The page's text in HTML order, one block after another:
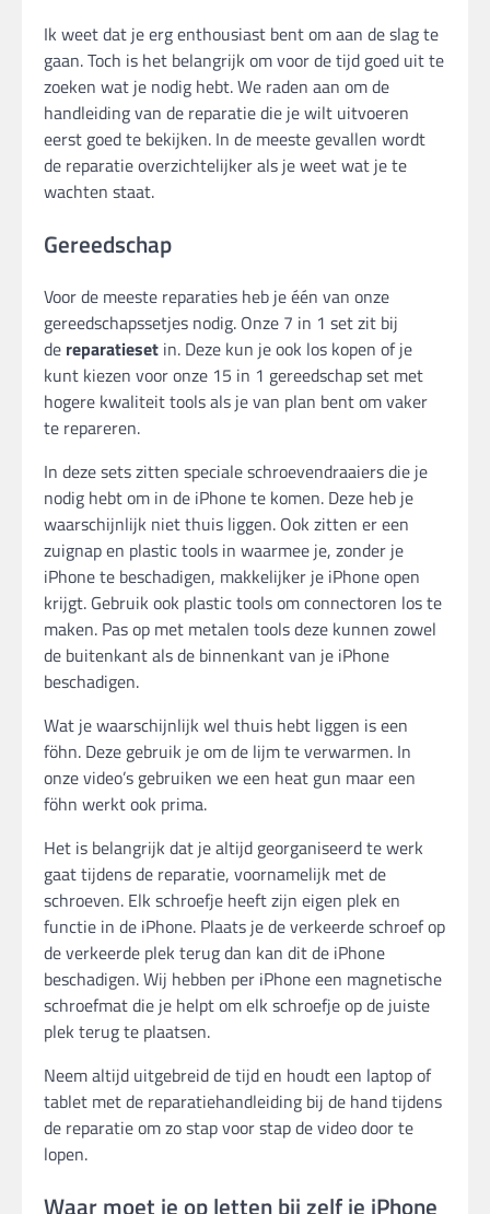
Ik weet dat je erg enthousiast bent om aan de slag te
gaan. Toch is het belangrijk om voor de tijd goed uit te
zoeken wat je nodig hebt. We raden aan om de
handleiding van de reparatie die je wilt uitvoeren
eerst goed te bekijken. In de meeste gevallen wordt
de reparatie overzichtelijker als je weet wat je te
wachten staat.
Gereedschap
Voor de meeste reparaties heb je één van onze
gereedschapssetjes nodig. Onze 7 in 1 set zit bij
de reparatieset in. Deze kun je ook los kopen of je
kunt kiezen voor onze 15 in 1 gereedschap set met
hogere kwaliteit tools als je van plan bent om vaker
te repareren.
In deze sets zitten speciale schroevendraaiers die je
nodig hebt om in de iPhone te komen. Deze heb je
waarschijnlijk niet thuis liggen. Ook zitten er een
zuignap en plastic tools in waarmee je, zonder je
iPhone te beschadigen, makkelijker je iPhone open
krijgt. Gebruik ook plastic tools om connectoren los te
maken. Pas op met metalen tools deze kunnen zowel
de buitenkant als de binnenkant van je iPhone
beschadigen.
Wat je waarschijnlijk wel thuis hebt liggen is een
föhn. Deze gebruik je om de lijm te verwarmen. In
onze video’s gebruiken we een heat gun maar een
föhn werkt ook prima.
Het is belangrijk dat je altijd georganiseerd te werk
gaat tijdens de reparatie, voornamelijk met de
schroeven. Elk schroefje heeft zijn eigen plek en
functie in de iPhone. Plaats je de verkeerde schroef op
de verkeerde plek terug dan kan dit de iPhone
beschadigen. Wij hebben per iPhone een magnetische
schroefmat die je helpt om elk schroefje op de juiste
plek terug te plaatsen.
Neem altijd uitgebreid de tijd en houdt een laptop of
tablet met de reparatiehandleiding bij de hand tijdens
de reparatie om zo stap voor stap de video door te
lopen.
Waar moet je op letten bij zelf je iPhone